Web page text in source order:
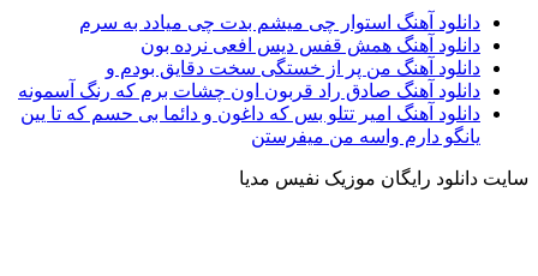
دانلود آهنگ استوار چی میشم بدت چی میادد به سرم
دانلود آهنگ همش قفس دیس افعی نرده بون
دانلود آهنگ من پر از خستگی سخت دقایق بودم و
دانلود آهنگ صادق راد قربون اون چشات برم که رنگ آسمونه
دانلود آهنگ امیر تتلو بس که داغون و دائما بی حسم که تا یین
یانگو دارم واسه من میفرستن
سایت دانلود رایگان موزیک نفیس مدیا